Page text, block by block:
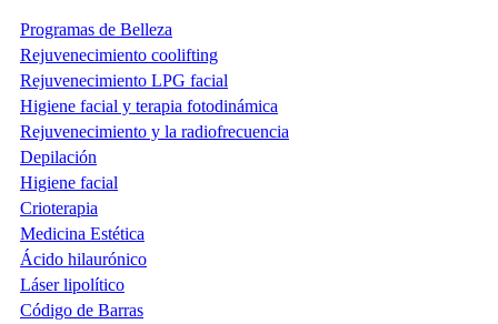
Programas de Belleza
Rejuvenecimiento coolifting
Rejuvenecimiento LPG facial
Higiene facial y terapia fotodinámica
Rejuvenecimiento y la radiofrecuencia
Depilación
Higiene facial
Crioterapia
Medicina Estética
Ácido hilaurónico
Láser lipolítico
Código de Barras